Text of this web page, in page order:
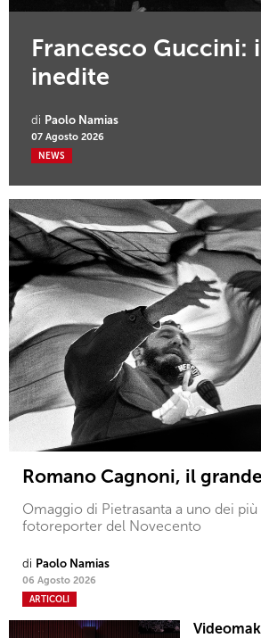
Francesco Guccini:
inedite
di Paolo Namias
07 Agosto 2026
NEWS
Romano Cagnoni, il
Omaggio di Pietrasanta a uno dei
fotoreporter del Novecento
di Paolo Namias
06 Agosto 2026
ARTICOLI